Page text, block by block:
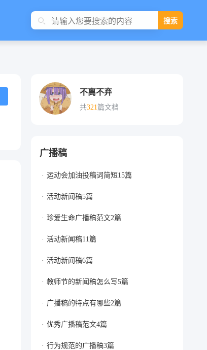
搜索
不离不弃
共321篇文档
广播稿
运动会加油投稿词简短15篇
活动新闻稿5篇
珍爱生命广播稿范文2篇
活动新闻稿11篇
活动新闻稿6篇
教师节的新闻稿怎么写5篇
广播稿的特点有哪些2篇
优秀广播稿范文4篇
行为规范的广播稿3篇